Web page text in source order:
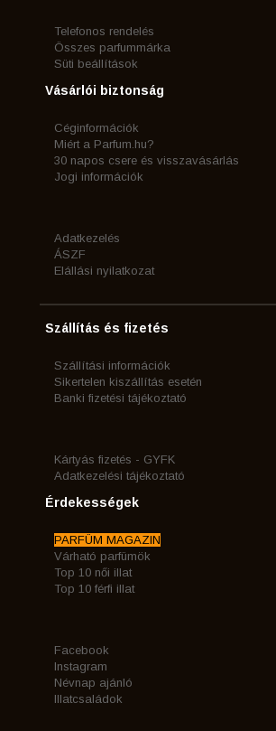
Telefonos rendelés
Összes parfummárka
Süti beállítások
Vásárlói biztonság
Céginformációk
Miért a Parfum.hu?
30 napos csere és visszavásárlás
Jogi információk
Adatkezelés
ÁSZF
Elállási nyilatkozat
Szállítás és fizetés
Szállítási információk
Sikertelen kiszállítás esetén
Banki fizetési tájékoztató
Kártyás fizetés - GYFK
Adatkezelési tájékoztató
Érdekességek
PARFÜM MAGAZIN
Várható parfümök
Top 10 női illat
Top 10 férfi illat
Facebook
Instagram
Névnap ajánló
Illatcsaládok